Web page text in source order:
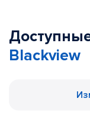
Blackview